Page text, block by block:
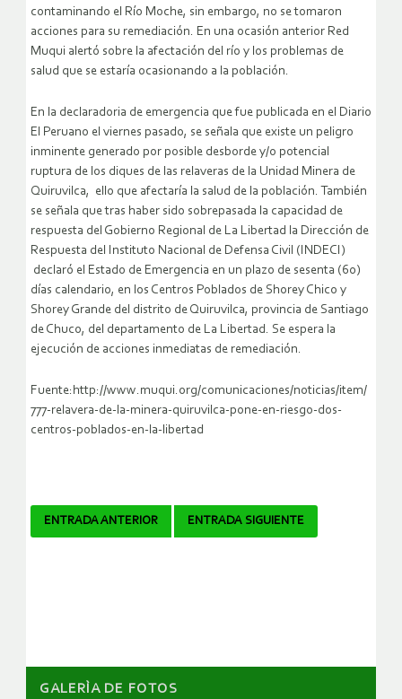
contaminando el Río Moche, sin embargo, no se tomaron
acciones para su remediación. En una ocasión anterior Red
Muqui alertó sobre la afectación del río y los problemas de
salud que se estaría ocasionando a la población.
En la declaradoria de emergencia que fue publicada en el Diario
El Peruano el viernes pasado, se señala que existe un peligro
inminente generado por posible desborde y/o potencial
ruptura de los diques de las relaveras de la Unidad Minera de
Quiruvilca, ello que afectaría la salud de la población. También
se señala que tras haber sido sobrepasada la capacidad de
respuesta del Gobierno Regional de La Libertad la Dirección de
Respuesta del Instituto Nacional de Defensa Civil (INDECI)
declaró el Estado de Emergencia en un plazo de sesenta (60)
días calendario, en los Centros Poblados de Shorey Chico y
Shorey Grande del distrito de Quiruvilca, provincia de Santiago
de Chuco, del departamento de La Libertad. Se espera la
ejecución de acciones inmediatas de remediación.
Fuente:http://www.muqui.org/comunicaciones/noticias/item/
777-relavera-de-la-minera-quiruvilca-pone-en-riesgo-dos-
centros-poblados-en-la-libertad
Navegador
ENTRADA ANTERIOR ENTRADA SIGUIENTE
GALERÌA DE FOTOS